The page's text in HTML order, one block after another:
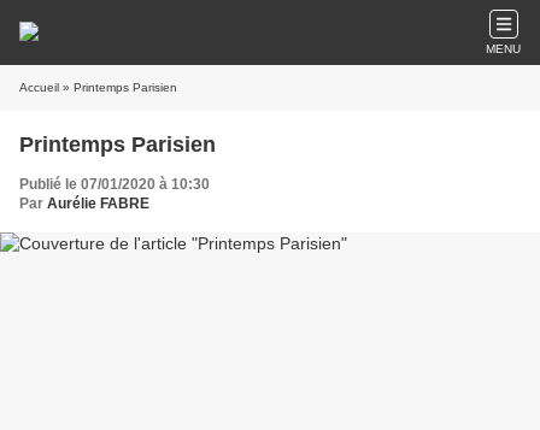
MENU
Accueil » Printemps Parisien
Printemps Parisien
Publié le 07/01/2020 à 10:30
Par Aurélie FABRE